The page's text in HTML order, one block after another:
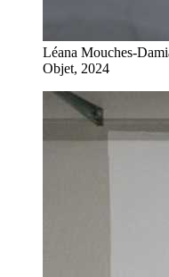
Léana Mouches-
Objet, 2024